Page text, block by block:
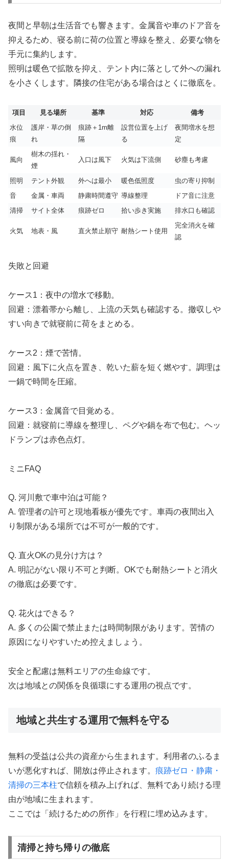
夜間と早朝は生活音でも響きます。金属音や車のドア音を
抑えるため、寝る前に荷の位置と導線を整え、必要な物を
手元に集約します。
照明は暖色で拡散を抑え、テント内に落として外への漏れ
を小さくします。隣接の住宅がある場合はとくに徹底を。
項目 見る場所 基準 対応
備考
水位
痕
護岸・草の倒
れ
痕跡＋1m離
隔
設営位置を上げ
る
夜間増水を想
定
風向
樹木の揺れ・
煙
入口は風下 火気は下流側 砂塵も考慮
照明 テント外観 外へは最小 暖色低照度
虫の寄り抑制
音
金属・車両 静粛時間遵守 導線整理
ドア音に注意
清掃
サイト全体 痕跡ゼロ 拾い歩き実施 排水口も確認
火気 地表・風 直火禁止順守 耐熱シート使用
完全消火を確
認
失敗と回避
ケース1：夜中の増水で移動。
回避：漂着帯から離し、上流の天気も確認する。撤収しや
すい向きで就寝前に荷をまとめる。
ケース2：煙で苦情。
回避：風下に火点を置き、乾いた薪を短く燃やす。調理は
一鍋で時間を圧縮。
ケース3：金属音で目覚める。
回避：就寝前に導線を整理し、ペグや鍋を布で包む。ヘッ
ドランプは赤色点灯。
ミニFAQ
Q. 河川敷で車中泊は可能？
A. 管理者の許可と現地看板が優先です。車両の夜間出入
り制限がある場所では不可が一般的です。
Q. 直火OKの見分け方は？
A. 明記がない限り不可と判断。OKでも耐熱シートと消火
の徹底は必要です。
Q. 花火はできる？
A. 多くの公園で禁止または時間制限があります。苦情の
原因になりやすいため控えましょう。
安全と配慮は無料エリアの生命線です。
次は地域との関係を良循環にする運用の視点です。
地域と共生する運用で無料を守る
無料の受益は公共の資産から生まれます。利用者のふるま
いが悪化すれば、開放は停止されます。 痕跡ゼロ・静粛・
清掃の三本柱で信頼を積み上げれば、無料であり続ける理
由が地域に生まれます。
ここでは「続けるための所作」を行程に埋め込みます。
清掃と持ち帰りの徹底